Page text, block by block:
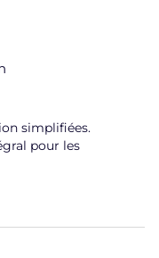
simplifiées.
pour les